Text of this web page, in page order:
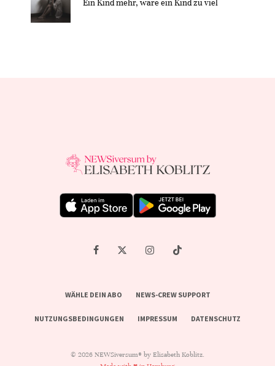
Ein Kind mehr, wäre ein Kind zu viel
WÄHLE DEIN ABO NEWS-CREW SUPPORT
NUTZUNGSBEDINGUNGEN IMPRESSUM DATENSCHUTZ
© 2026 NEWSiversum® by Elisabeth Koblitz.